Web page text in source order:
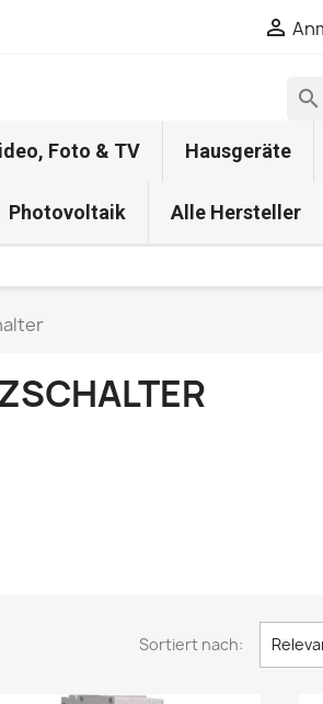

search
Foto & TV Hausgeräte
Photovoltaik Alle Hersteller
Sortiert nach: